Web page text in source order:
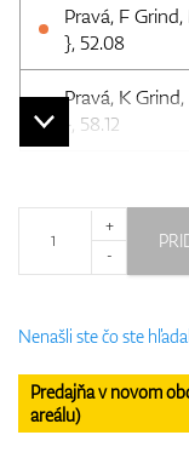
Pravá, F
}, 52.08
Pravá, K
}, 58.12
+
-
Nenašli ste čo ste
Predajňa v novom
areálu)